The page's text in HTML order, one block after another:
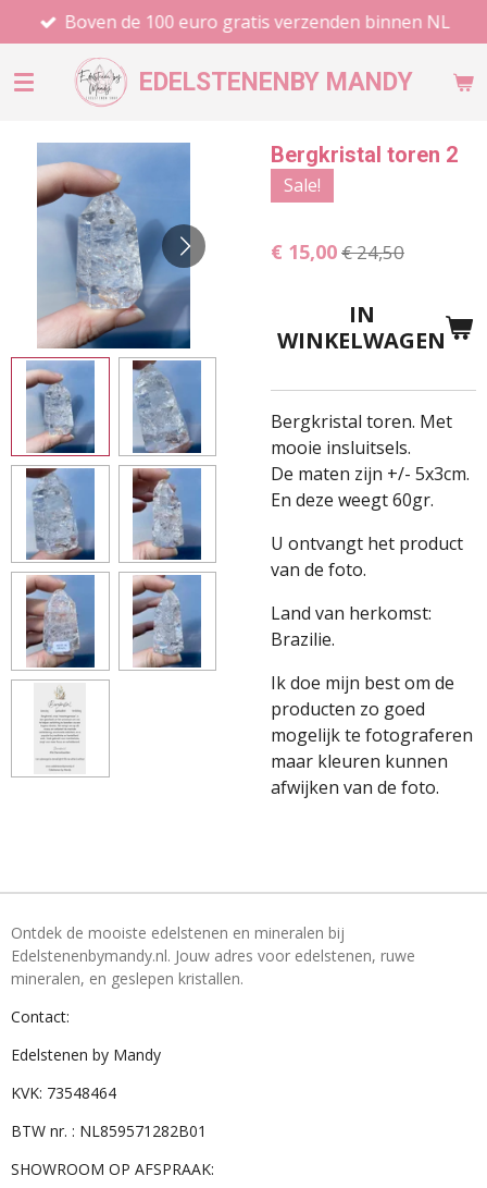
direct
naar
EDELSTENENBY MANDY
Boven de 100 euro gratis verzenden binnen NL
Bergkristal toren 2
Sale!
€ 15,00€ 24,50
IN
WINKELWAGEN
Bergkristal toren. Met
mooie insluitsels.
De maten zijn +/- 5x3cm.
En deze weegt 60gr.
U ontvangt het product
van de foto.
Land van herkomst:
Brazilie.
Ik doe mijn best om de
producten zo goed
mogelijk te fotograferen
maar kleuren kunnen
afwijken van de foto.
Ontdek de mooiste edelstenen en mineralen bij
Edelstenenbymandy.nl. Jouw adres voor edelstenen, ruwe
mineralen, en geslepen kristallen.
Contact:
Edelstenen by Mandy
KVK: 73548464
BTW nr. : NL859571282B01
SHOWROOM OP AFSPRAAK: